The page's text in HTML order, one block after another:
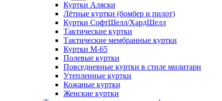
Куртки Аляски
Лётные куртки (бомбер и пилот)
Куртки СофтШелл/ХардШелл
Тактические куртки
Тактические мембранные куртки
Куртки М-65
Полевые куртки
Повседневные куртки в стиле милитари
Утепленные куртки
Кожаные куртки
Женские куртки